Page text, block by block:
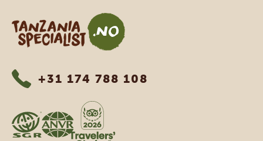
Tanzania Specialist
+31 174 788 108